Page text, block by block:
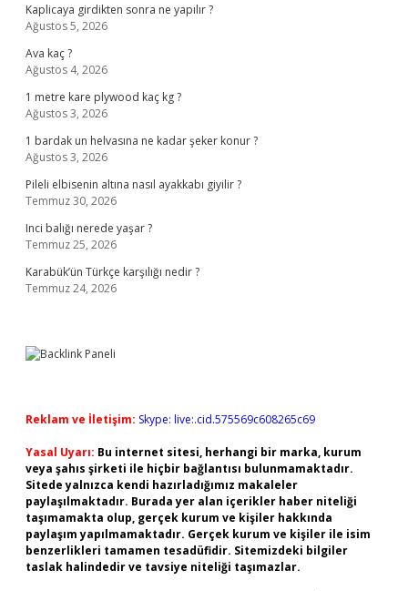
Kaplicaya girdikten sonra ne yapılır ?
Ağustos 5, 2026
Ava kaç ?
Ağustos 4, 2026
1 metre kare plywood kaç kg ?
Ağustos 3, 2026
1 bardak un helvasına ne kadar şeker konur ?
Ağustos 3, 2026
Pileli elbisenin altına nasıl ayakkabı giyilir ?
Temmuz 30, 2026
Inci balığı nerede yaşar ?
Temmuz 25, 2026
Karabük’ün Türkçe karşılığı nedir ?
Temmuz 24, 2026
Reklam ve İletişim: Skype: live:.cid.575569c608265c69
Yasal Uyarı: Bu internet sitesi, herhangi bir marka, kurum
veya şahıs şirketi ile hiçbir bağlantısı bulunmamaktadır.
Sitede yalnızca kendi hazırladığımız makaleler
paylaşılmaktadır. Burada yer alan içerikler haber niteliği
taşımamakta olup, gerçek kurum ve kişiler hakkında
paylaşım yapılmamaktadır. Gerçek kurum ve kişiler ile isim
benzerlikleri tamamen tesadüfidir. Sitemizdeki bilgiler
taslak halindedir ve tavsiye niteliği taşımazlar.